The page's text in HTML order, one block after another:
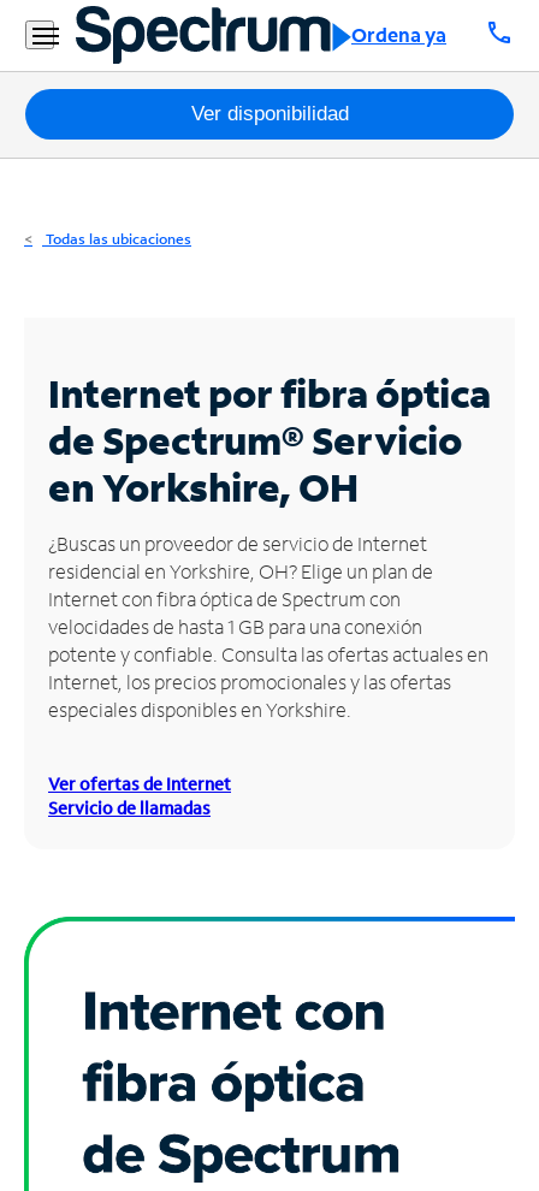
Ordena ya call
Residencial
Business
Paquetes
Internet
Business
Contáctanos
Inglés
Administrar
cuenta
Encuentra
una
tienda
Ver disponibilidad
Todas las ubicaciones
Internet por fibra óptica
de Spectrum®Servicio
en Yorkshire, OH
¿Buscas un proveedor de servicio de Internet
residencial en Yorkshire, OH? Elige un plan de
Internet con fibra óptica de Spectrum con
velocidades de hasta 1 GB para una conexión
potente y confiable. Consulta las ofertas actuales en
Internet, los precios promocionales y las ofertas
especiales disponibles en Yorkshire.
Ver ofertas de Internet
Servicio de llamadas